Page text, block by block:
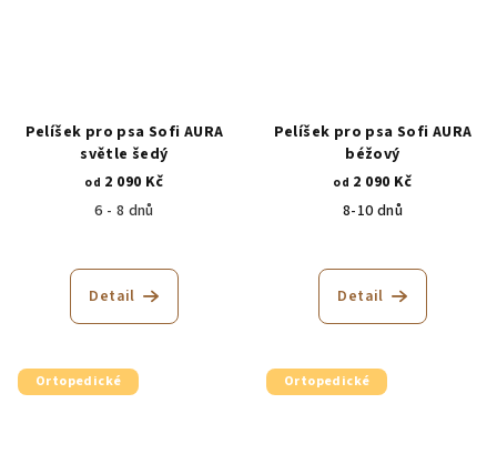
Pelíšek pro psa Sofi AURA
světle šedý
od 2 090 Kč
6 - 8 dnů
Detail
Pelíšek pro psa Sofi AURA
béžový
od 2 090 Kč
8-10 dnů
Detail
Ortopedické Ortopedické